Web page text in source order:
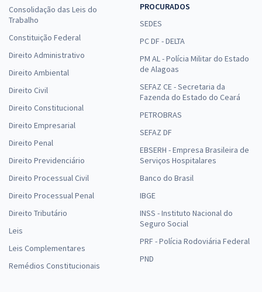
Consolidação das Leis do
Trabalho
Constituição Federal
Direito Administrativo
Direito Ambiental
Direito Civil
Direito Constitucional
Direito Empresarial
Direito Penal
Direito Previdenciário
Direito Processual Civil
Direito Processual Penal
Direito Tributário
Leis
Leis Complementares
Remédios Constitucionais
PROCURADOS
SEDES
PC DF - DELTA
PM AL - Polícia Militar do Estado
de Alagoas
SEFAZ CE - Secretaria da
Fazenda do Estado do Ceará
PETROBRAS
SEFAZ DF
EBSERH - Empresa Brasileira de
Serviços Hospitalares
Banco do Brasil
IBGE
INSS - Instituto Nacional do
Seguro Social
PRF - Polícia Rodoviária Federal
PND